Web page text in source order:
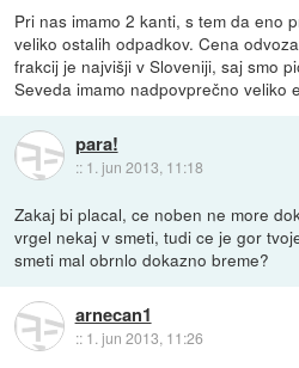
Pri nas imamo 2 kanti, s tem da eno
veliko ostalih odpadkov. Cena
frakcij je najvišji v Sloveniji, saj smo
Seveda imamo nadpovprečno veliko
para!
:: 1. jun 2013, 11:18
Zakaj bi placal, ce noben ne more
vrgel nekaj v smeti, tudi ce je gor
smeti mal obrnlo dokazno breme?
arnecan1
:: 1. jun 2013, 11:26